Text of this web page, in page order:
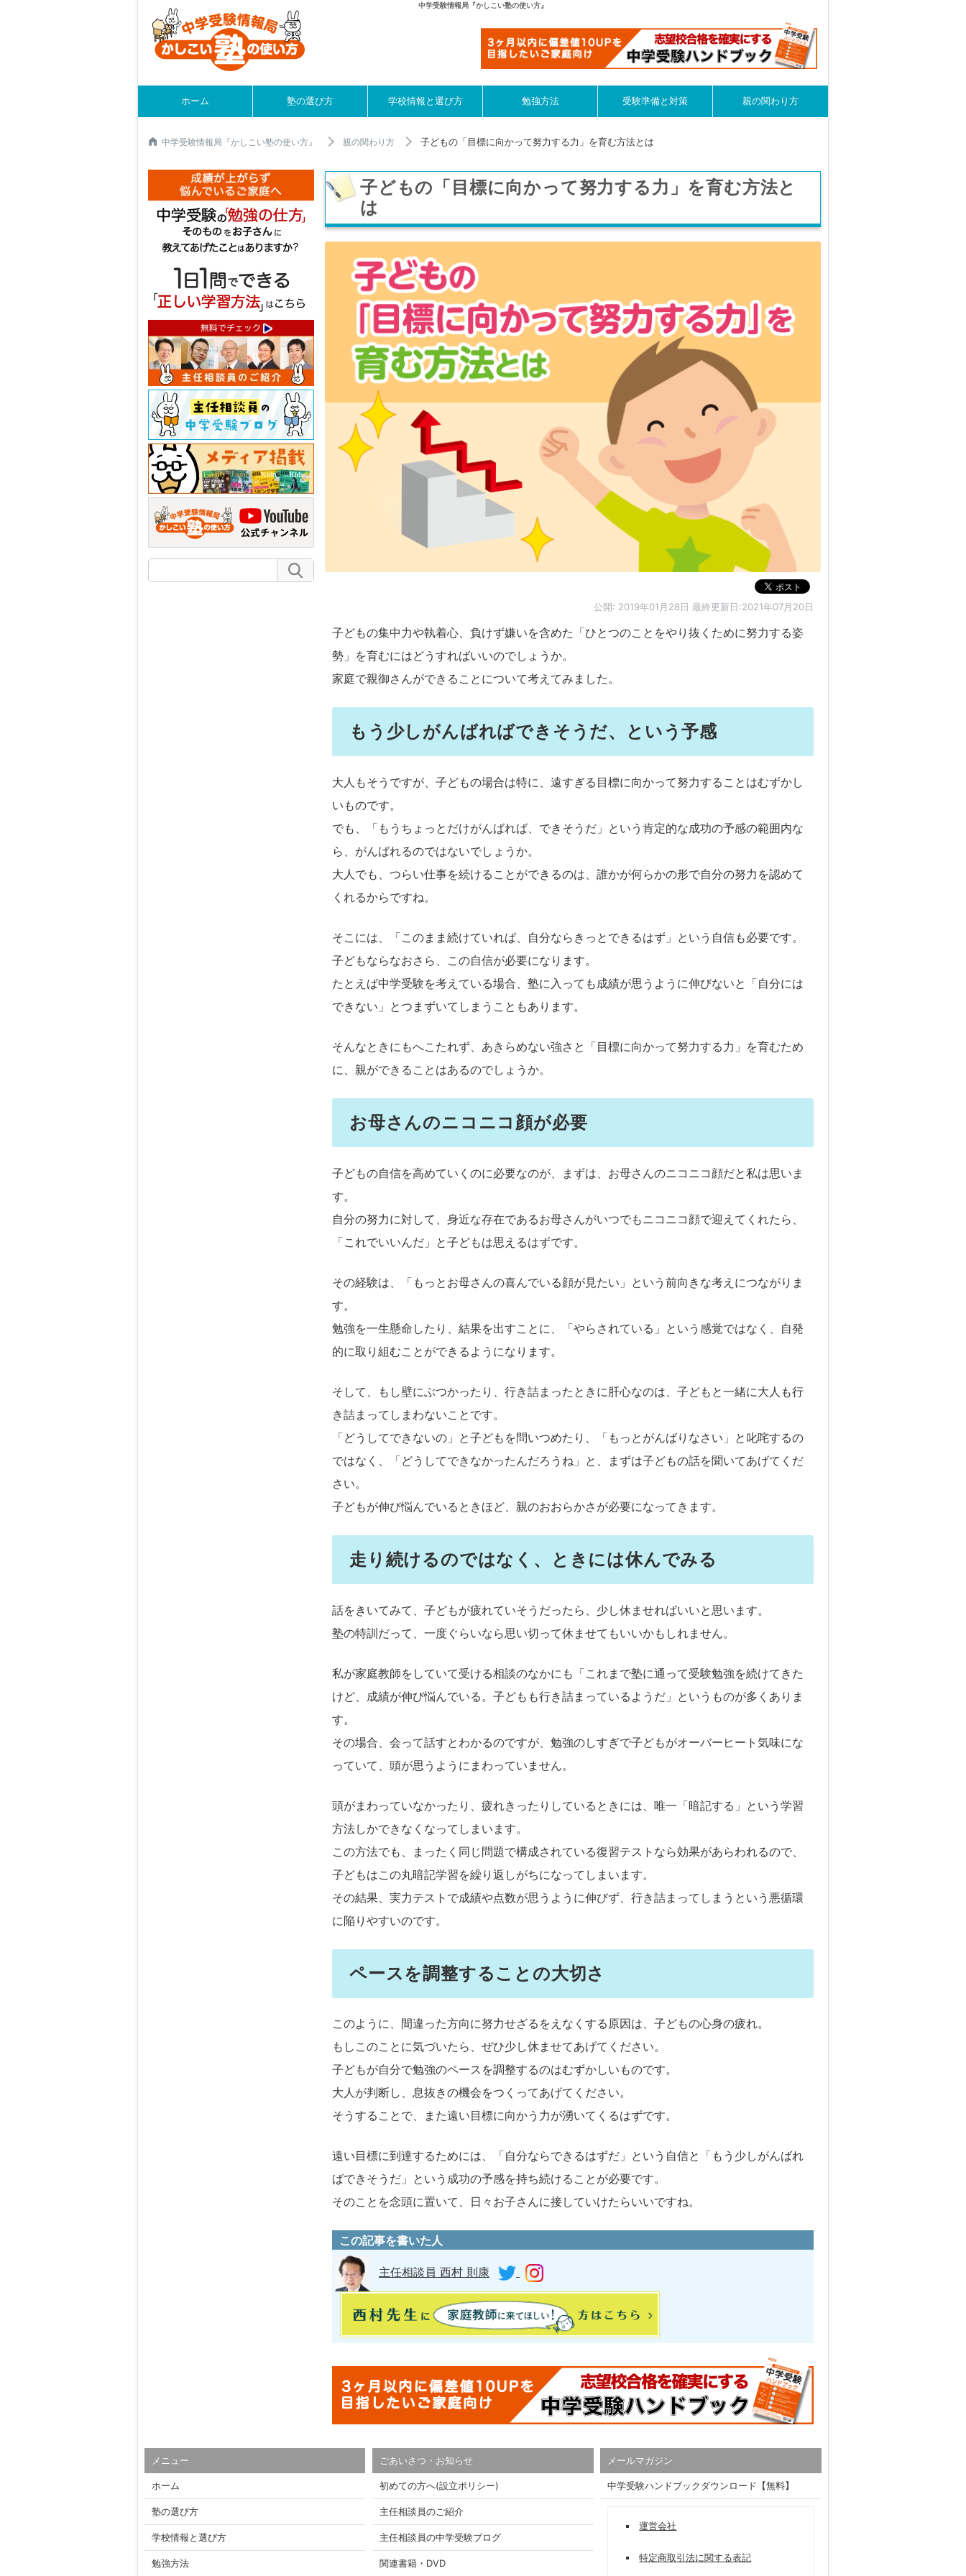
中学受験情報局『かしこい塾の使い方』
ホーム 塾の選び方 学校情報と選び方 勉強方法 受験準備と対策 親の関わり方
中学受験情報局『かしこい塾の使い方』 親の関わり方 子どもの「目標に向かって努力する力」を育む方法とは
子どもの「目標に向かって努力する力」を育む方法と
は
公開: 2019年01月28日 最終更新日:2021年07月20日
子どもの集中力や執着心、負けず嫌いを含めた「ひとつのことをやり抜くために努力する姿
勢」を育むにはどうすればいいのでしょうか。
家庭で親御さんができることについて考えてみました。
もう少しがんばればできそうだ、という予感
大人もそうですが、子どもの場合は特に、遠すぎる目標に向かって努力することはむずかし
いものです。
でも、「もうちょっとだけがんばれば、できそうだ」という肯定的な成功の予感の範囲内な
ら、がんばれるのではないでしょうか。
大人でも、つらい仕事を続けることができるのは、誰かが何らかの形で自分の努力を認めて
くれるからですね。
そこには、「このまま続けていれば、自分ならきっとできるはず」という自信も必要です。
子どもならなおさら、この自信が必要になります。
たとえば中学受験を考えている場合、塾に入っても成績が思うように伸びないと「自分には
できない」とつまずいてしまうこともあります。
そんなときにもへこたれず、あきらめない強さと「目標に向かって努力する力」を育むため
に、親ができることはあるのでしょうか。
お母さんのニコニコ顔が必要
子どもの自信を高めていくのに必要なのが、まずは、お母さんのニコニコ顔だと私は思いま
す。
自分の努力に対して、身近な存在であるお母さんがいつでもニコニコ顔で迎えてくれたら、
「これでいいんだ」と子どもは思えるはずです。
その経験は、「もっとお母さんの喜んでいる顔が見たい」という前向きな考えにつながりま
す。
勉強を一生懸命したり、結果を出すことに、「やらされている」という感覚ではなく、自発
的に取り組むことができるようになります。
そして、もし壁にぶつかったり、行き詰まったときに肝心なのは、子どもと一緒に大人も行
き詰まってしまわないことです。
「どうしてできないの」と子どもを問いつめたり、「もっとがんばりなさい」と叱咤するの
ではなく、「どうしてできなかったんだろうね」と、まずは子どもの話を聞いてあげてくだ
さい。
子どもが伸び悩んでいるときほど、親のおおらかさが必要になってきます。
走り続けるのではなく、ときには休んでみる
話をきいてみて、子どもが疲れていそうだったら、少し休ませればいいと思います。
塾の特訓だって、一度ぐらいなら思い切って休ませてもいいかもしれません。
私が家庭教師をしていて受ける相談のなかにも「これまで塾に通って受験勉強を続けてきた
けど、成績が伸び悩んでいる。子どもも行き詰まっているようだ」というものが多くありま
す。
その場合、会って話すとわかるのですが、勉強のしすぎで子どもがオーバーヒート気味にな
っていて、頭が思うようにまわっていません。
頭がまわっていなかったり、疲れきったりしているときには、唯一「暗記する」という学習
方法しかできなくなってしまいます。
この方法でも、まったく同じ問題で構成されている復習テストなら効果があらわれるので、
子どもはこの丸暗記学習を繰り返しがちになってしまいます。
その結果、実力テストで成績や点数が思うように伸びず、行き詰まってしまうという悪循環
に陥りやすいのです。
ペースを調整することの大切さ
このように、間違った方向に努力せざるをえなくする原因は、子どもの心身の疲れ。
もしこのことに気づいたら、ぜひ少し休ませてあげてください。
子どもが自分で勉強のペースを調整するのはむずかしいものです。
大人が判断し、息抜きの機会をつくってあげてください。
そうすることで、また遠い目標に向かう力が湧いてくるはずです。
遠い目標に到達するためには、「自分ならできるはずだ」という自信と「もう少しがんばれ
ばできそうだ」という成功の予感を持ち続けることが必要です。
そのことを念頭に置いて、日々お子さんに接していけたらいいですね。
この記事を書いた人
主任相談員 西村 則康
メニュー
ホーム
塾の選び方
学校情報と選び方
勉強方法
ごあいさつ・お知らせ
初めての方へ(設立ポリシー)
主任相談員のご紹介
主任相談員の中学受験ブログ
関連書籍・DVD
メールマガジン
中学受験ハンドブックダウンロード【無料】
運営会社
特定商取引法に関する表記